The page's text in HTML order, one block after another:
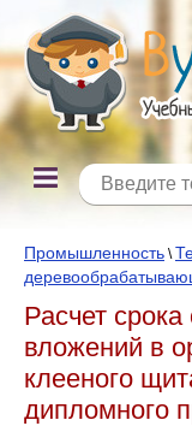
Промышленность \
Расчет
вложений в
клееного
дипломного